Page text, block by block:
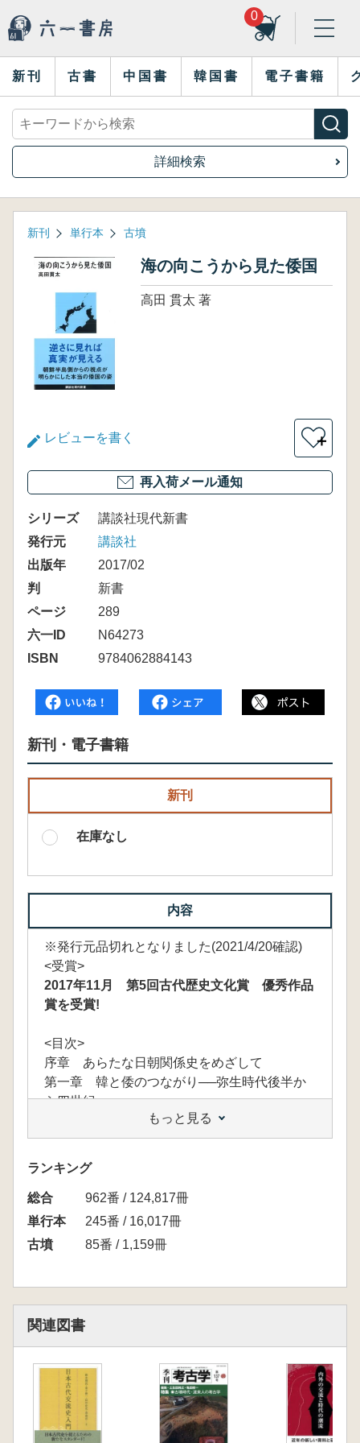
0
新刊 古書 中国書 韓国書 電子書籍
詳細検索
新刊 単行本 古墳
海の向こうから見た倭国
高田 貫太 著
レビューを書く ＋
再入荷メール通知
シリーズ
講談社現代新書
発行元
講談社
出版年
2017/02
判
新書
ページ
289
六一ID
N64273
ISBN
9784062884143
新刊・電子書籍
新刊
在庫なし
内容
※発行元品切れとなりました(2021/4/20確認)
<受賞>
2017年11月 第5回古代歴史文化賞 優秀作品
賞を受賞!
<目次>
序章 あらたな日朝関係史をめざして
第一章 韓と倭のつながり──弥生時代後半か
ら四世紀
第二章 多様化する関係──五世紀前半
第三章 王権の興亡と関係の再編──五世紀後
半から六世紀前半
第四章 朝鮮半島の前方後円墳が語ること──
栄山江流域と倭
終章 日朝関係史と現在、そして未来
もっと見る
ランキング
総合
962番 / 124,817冊
単行本
245番 / 16,017冊
古墳
85番 / 1,159冊
関連図書